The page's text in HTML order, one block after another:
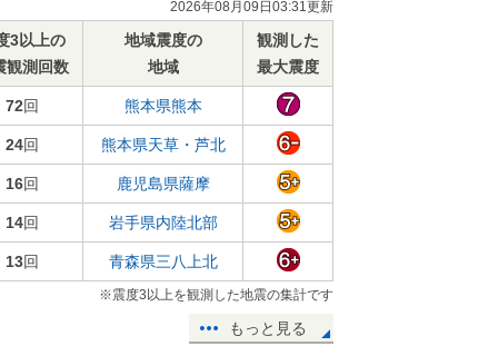
2026年08月09日03:31更新
3以上の
観測回数
地域震度の
地域
観測した
最大震度
72回 熊本県熊本
24回 熊本県天草・芦北
16回 鹿児島県薩摩
14回 岩手県内陸北部
13回 青森県三八上北
※震度3以上を観測した地震の集計です
もっと見る